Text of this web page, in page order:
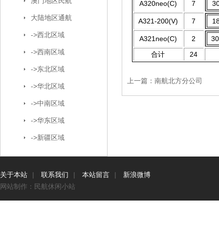
大陆地区通航
->西北区域
->西南区域
->东北区域
->华北区域
->中南区域
->华东区域
->新疆区域
A320neo(C) 7
A321-200(V) 7
A321neo(C) 2
合计
24
上一篇： 南航北方分公司
关于本站 | 联系我们 | 本站留言 |
新浪微博
网站制作：民航休闲小站